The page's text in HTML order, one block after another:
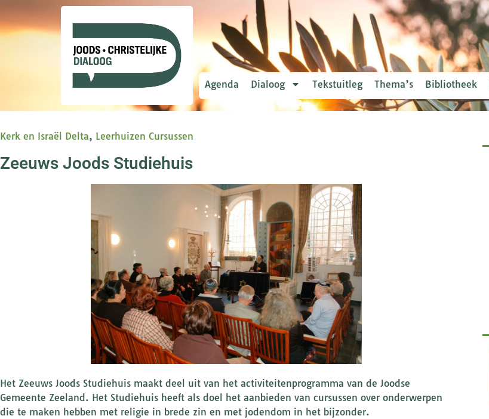
Agenda Dialoog Tekstuitleg Thema’s Bibliotheek
Kerk en Israël Delta, Leerhuizen Cursussen
Zeeuws Joods Studiehuis
Het Zeeuws Joods Studiehuis maakt deel uit van het activiteitenprogramma van de Joodse
Gemeente Zeeland. Het Studiehuis heeft als doel het aanbieden van cursussen over onderwerpen
die te maken hebben met religie in brede zin en met jodendom in het bijzonder.